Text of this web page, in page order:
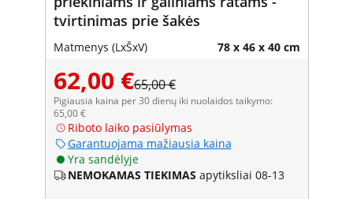
tvirtinimas prie šakės
Matmenys (LxŠxV) 78 x 46 x 40 cm
62,00 €65,00 €
Pigiausia kaina per 30 dienų iki nuolaidos taikymo:
65,00 €
Riboto laiko pasiūlymas
Garantuojama mažiausia kaina
Yra sandėlyje
NEMOKAMAS TIEKIMAS apytiksliai 08-13